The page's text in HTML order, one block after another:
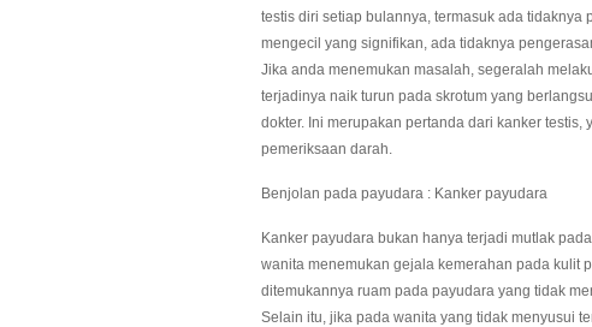
testis diri setiap bulannya, termasuk ada
mengecil yang signifikan, ada tidaknya
Jika anda menemukan masalah, segeralah
terjadinya naik turun pada skrotum yang
dokter. Ini merupakan pertanda dari kanker
pemeriksaan darah.
Benjolan pada payudara : Kanker payudara
Kanker payudara bukan hanya terjadi mutlak
wanita menemukan gejala kemerahan pada kulit
ditemukannya ruam pada payudara yang tidak
Selain itu, jika pada wanita yang tidak menyusui